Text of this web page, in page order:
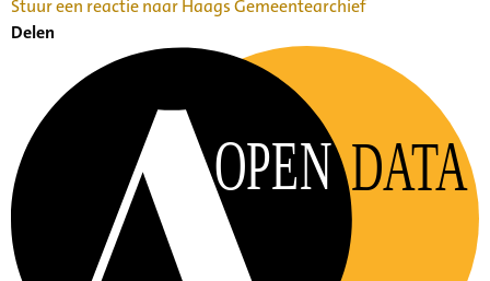
Stuur een reactie naar Haags Gemeentearchief
Delen
OPEN DATA